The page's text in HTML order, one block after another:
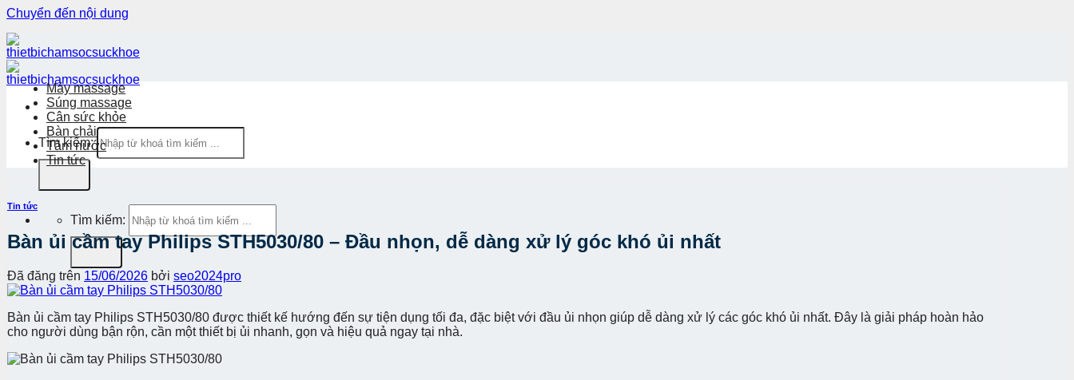
Chuyển đến nội dung
Tìm kiếm:
Tìm kiếm:
Máy massage
Súng massage
Cân sức khỏe
Bàn chải
Tăm nước
Tin tức
Tin tức
Bàn ủi cầm tay Philips STH5030/80 – Đầu nhọn, dễ dàng xử lý góc khó ủi nhất
Đã đăng trên 15/06/2026 bởi seo2024pro
Bàn ủi cầm tay Philips STH5030/80 được thiết kế hướng đến sự tiện dụng tối đa, đặc biệt với đầu ủi nhọn giúp dễ dàng xử lý các góc khó ủi nhất. Đây là giải pháp hoàn hảo
cho người dùng bận rộn, cần một thiết bị ủi nhanh, gọn và hiệu quả ngay tại nhà.